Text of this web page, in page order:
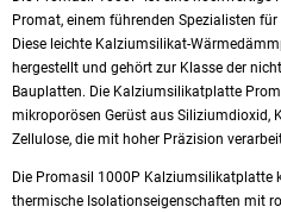
Promat, einem führenden Spezialisten
Diese leichte Kalziumsilikat-
hergestellt und gehört zur Klasse der
Bauplatten. Die Kalziumsilikatplatte
mikroporösen Gerüst aus Siliziumdioxid,
Zellulose, die mit hoher Präzision
Die Promasil 1000P Kalziumsilikatplatte
thermische Isolationseigenschaften mit